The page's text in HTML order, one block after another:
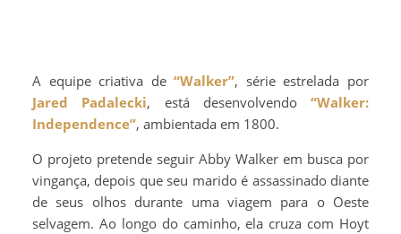
A equipe criativa de“Walker”, série estrelada por
Jared Padalecki, está desenvolvendo “Walker:
Independence”, ambientada em 1800.
O projeto pretende seguir Abby Walker em busca por
vingança, depois que seu marido é assassinado diante
de seus olhos durante uma viagem para o Oeste
selvagem. Ao longo do caminho, ela cruza com Hoyt